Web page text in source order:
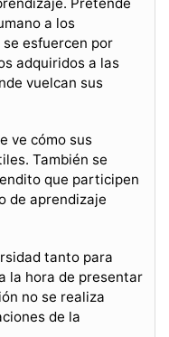
a los
esfuercen por
adquiridos a las
vuelcan sus
ve cómo sus
También se
que participen
de aprendizaje
tanto para
la hora de presentar
no se realiza
de la